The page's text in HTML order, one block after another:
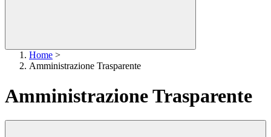
Home >
Amministrazione Trasparente
Amministrazione Trasparente